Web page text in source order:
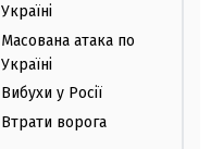
Україні
Масована атака по
Україні
Вибухи у Росії
Втрати ворога